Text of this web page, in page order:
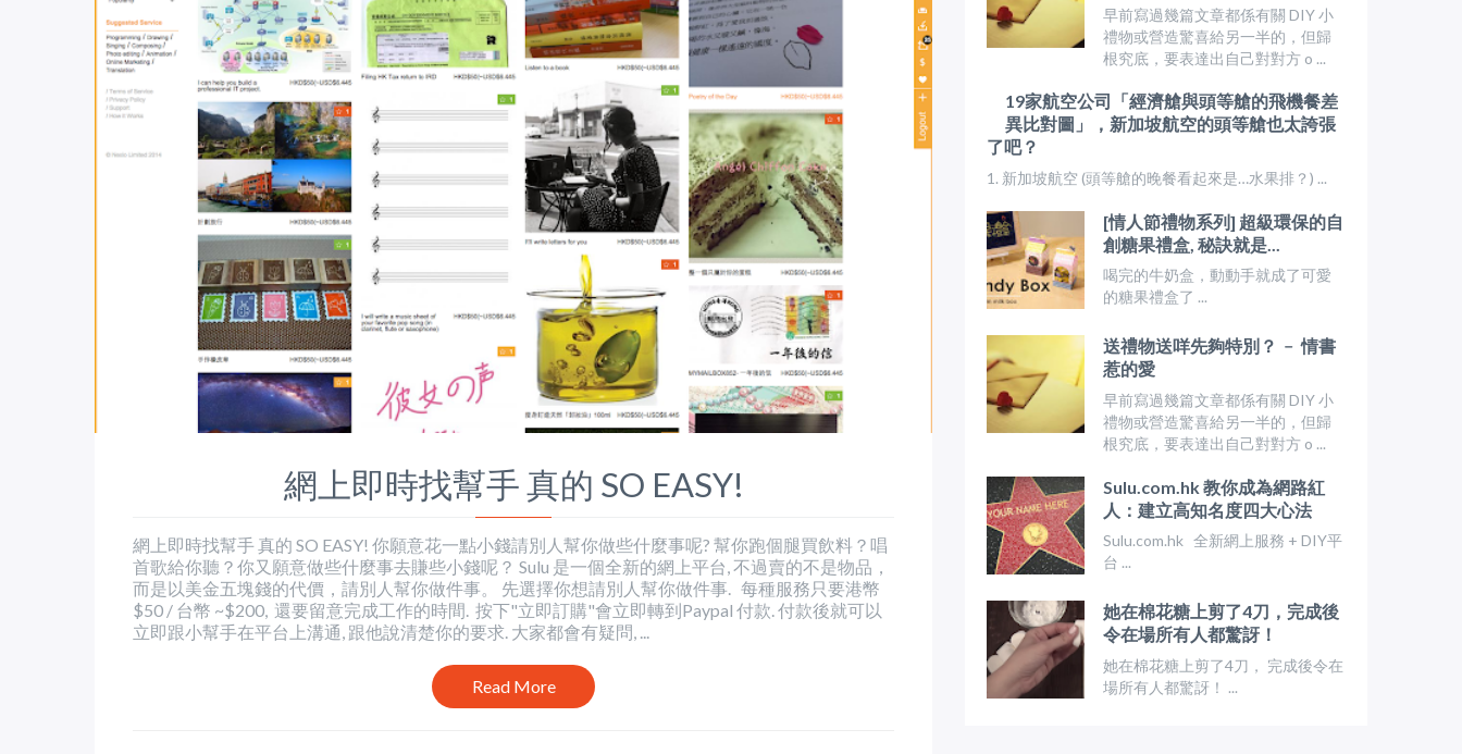
網上即時找幫手 真的 SO EASY!
網上即時找幫手 真的 SO EASY! 你願意花一點小錢請別人幫你做些什麼事呢? 幫你跑個腿買飲料？唱
首歌給你聽？你又願意做些什麼事去賺些小錢呢？ Sulu 是一個全新的網上平台, 不過賣的不是物品，
而是以美金五塊錢的代價，請別人幫你做件事。 先選擇你想請別人幫你做件事. 每種服務只要港幣
$50 / 台幣 ~$200, 還要留意完成工作的時間. 按下"立即訂購"會立即轉到Paypal 付款. 付款後就可以
立即跟小幫手在平台上溝通, 跟他說清楚你的要求. 大家都會有疑問, ...
Read More
早前寫過幾篇文章都係有關 DIY 小
禮物或營造驚喜給另一半的，但歸
根究底，要表達出自己對對方 o ...
19家航空公司「經濟艙與頭等艙的飛機餐差
異比對圖」，新加坡航空的頭等艙也太誇張
了吧？
1. 新加坡航空 (頭等艙的晚餐看起來是…水果排？) ...
[情人節禮物系列] 超級環保的自
創糖果禮盒, 秘訣就是...
喝完的牛奶盒，動動手就成了可愛
的糖果禮盒了 ...
送禮物送咩先夠特別？ ﹣ 情書
惹的愛
早前寫過幾篇文章都係有關 DIY 小
禮物或營造驚喜給另一半的，但歸
根究底，要表達出自己對對方 o ...
Sulu.com.hk 教你成為網路紅
人：建立高知名度四大心法
Sulu.com.hk 全新網上服務 + DIY平
台 ...
她在棉花糖上剪了4刀，完成後
令在場所有人都驚訝！
她在棉花糖上剪了4刀， 完成後令在
場所有人都驚訝！ ...